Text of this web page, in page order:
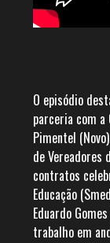
O episódio
parceria com a
Pimentel
de Vereadores
contratos
Educação
Eduardo
trabalho em